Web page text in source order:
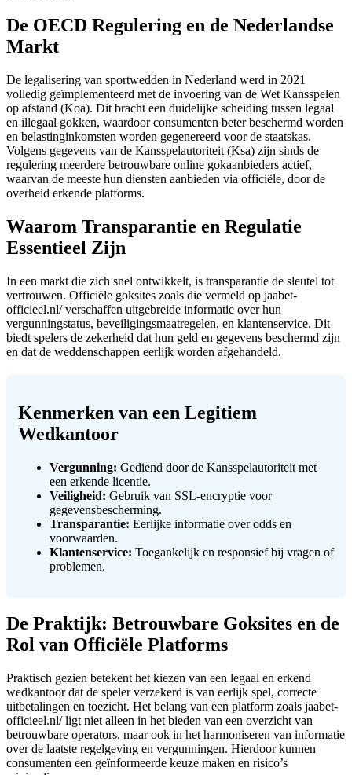
De OECD Regulering en de Nederlandse
Markt
De legalisering van sportwedden in Nederland werd in 2021
volledig geïmplementeerd met de invoering van de Wet Kansspelen
op afstand (Koa). Dit bracht een duidelijke scheiding tussen legaal
en illegaal gokken, waardoor consumenten beter beschermd worden
en belastinginkomsten worden gegenereerd voor de staatskas.
Volgens gegevens van de Kansspelautoriteit (Ksa) zijn sinds de
regulering meerdere betrouwbare online gokaanbieders actief,
waarvan de meeste hun diensten aanbieden via officiële, door de
overheid erkende platforms.
Waarom Transparantie en Regulatie
Essentieel Zijn
In een markt die zich snel ontwikkelt, is transparantie de sleutel tot
vertrouwen. Officiële goksites zoals die vermeld op jaabet-
officieel.nl/ verschaffen uitgebreide informatie over hun
vergunningstatus, beveiligingsmaatregelen, en klantenservice. Dit
biedt spelers de zekerheid dat hun geld en gegevens beschermd zijn
en dat de weddenschappen eerlijk worden afgehandeld.
Kenmerken van een Legitiem
Wedkantoor
Vergunning: Gediend door de Kansspelautoriteit met
een erkende licentie.
Veiligheid: Gebruik van SSL-encryptie voor
gegevensbescherming.
Transparantie: Eerlijke informatie over odds en
voorwaarden.
Klantenservice: Toegankelijk en responsief bij vragen of
problemen.
De Praktijk: Betrouwbare Goksites en de
Rol van Officiële Platforms
Praktisch gezien betekent het kiezen van een legaal en erkend
wedkantoor dat de speler verzekerd is van eerlijk spel, correcte
uitbetalingen en toezicht. Het belang van een platform zoals jaabet-
officieel.nl/ ligt niet alleen in het bieden van een overzicht van
betrouwbare operators, maar ook in het harmoniseren van informatie
over de laatste regelgeving en vergunningen. Hierdoor kunnen
consumenten een geïnformeerde keuze maken en risico’s